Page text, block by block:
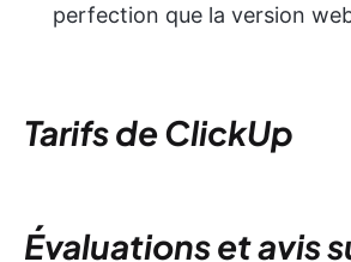
perfection que la version
Tarifs de ClickUp
Évaluations et avis